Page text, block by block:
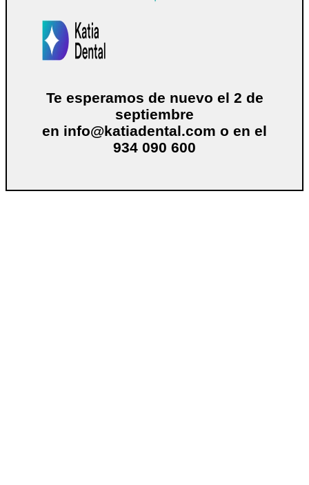
Te esperamos de nuevo el 2 de
septiembre
en info@katiadental.com o en el
934 090 600